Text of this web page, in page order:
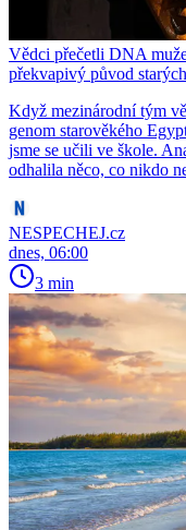
Vědci přečetli DNA
překvapivý původ
Když mezinárodní tým
genom starověkého
jsme se učili ve škole.
odhalila něco, co nikdo
NESPECHEJ.cz
dnes, 06:00
3 min